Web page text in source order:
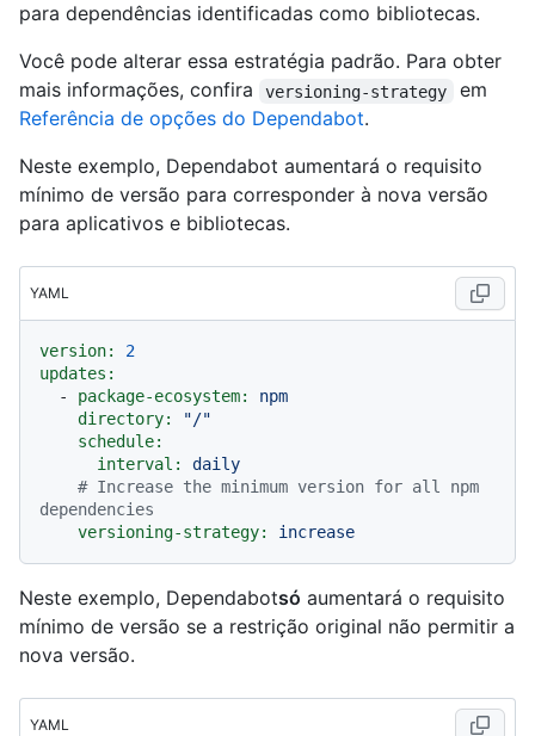
para dependências identificadas como bibliotecas.
Você pode alterar essa estratégia padrão. Para obter
mais informações, confira
versioning-strategy
em
Referência de opções do Dependabot.
Neste exemplo, Dependabot aumentará o requisito
mínimo de versão para corresponder à nova versão
para aplicativos e bibliotecas.
YAML
version:
2
updates:
-
package-ecosystem:
npm
directory:
"/"
schedule:
interval:
daily
# Increase the minimum version for all npm
dependencies
versioning-strategy:
increase
Neste exemplo, Dependabotsó aumentará o requisito
mínimo de versão se a restrição original não permitir a
nova versão.
YAML